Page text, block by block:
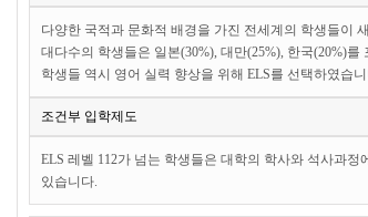
다양한 국적과 문화적 배경을 가진 전세계의 학생들이
대다수의 학생들은 일본(30%), 대만(25%), 한국(20%)
학생들 역시 영어 실력 향상을 위해 ELS를 선택하였습
조건부 입학제도
ELS 레벨 112가 넘는 학생들은 대학의 학사와 석사과
있습니다.